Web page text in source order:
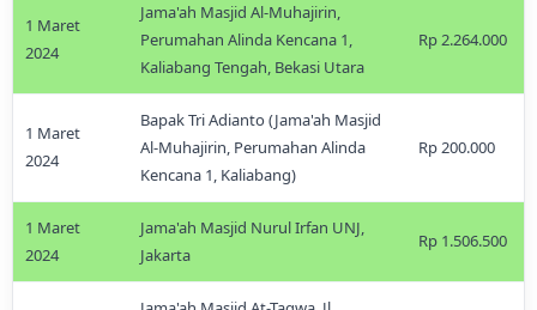
1 Maret
2024
Jama'ah Masjid Al-Muhajirin,
Perumahan Alinda Kencana 1,
Kaliabang Tengah, Bekasi Utara
Rp 2.264.000
1 Maret
2024
Bapak Tri Adianto (Jama'ah Masjid
Al-Muhajirin, Perumahan Alinda
Kencana 1, Kaliabang)
Rp 200.000
1 Maret
2024
Jama'ah Masjid Nurul Irfan UNJ,
Jakarta
Rp 1.506.500